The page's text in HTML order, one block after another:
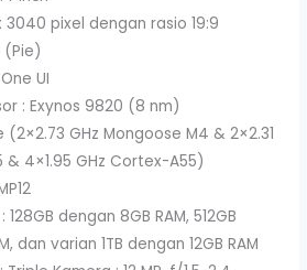
3040 pixel dengan rasio 19:9
(Pie)
UI
: Exynos 9820 (8 nm)
GHz Mongoose M4 & 2×2.31
& 4×1.95 GHz Cortex-A55)
dengan 8GB RAM, 512GB
dan varian 1TB dengan 12GB RAM